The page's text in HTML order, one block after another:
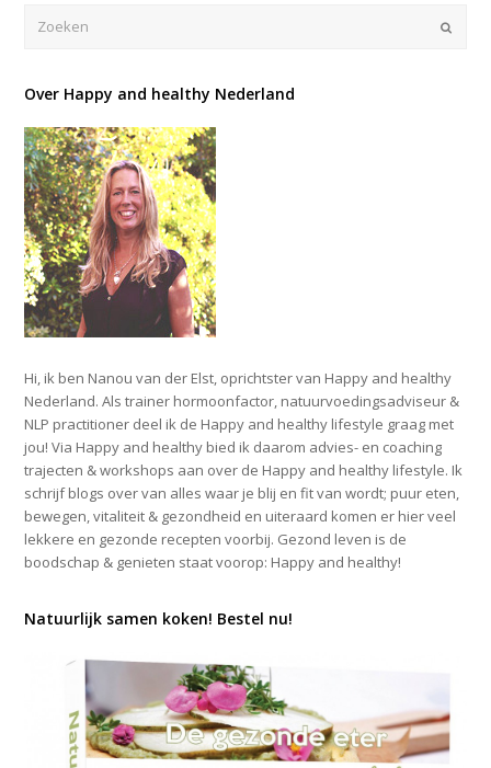
Over Happy and healthy Nederland
Hi, ik ben Nanou van der Elst, oprichtster van Happy and healthy
Nederland. Als trainer hormoonfactor, natuurvoedingsadviseur &
NLP practitioner deel ik de Happy and healthy lifestyle graag met
jou! Via Happy and healthy bied ik daarom advies- en coaching
trajecten & workshops aan over de Happy and healthy lifestyle. Ik
schrijf blogs over van alles waar je blij en fit van wordt; puur eten,
bewegen, vitaliteit & gezondheid en uiteraard komen er hier veel
lekkere en gezonde recepten voorbij. Gezond leven is de
boodschap & genieten staat voorop: Happy and healthy!
Natuurlijk samen koken! Bestel nu!